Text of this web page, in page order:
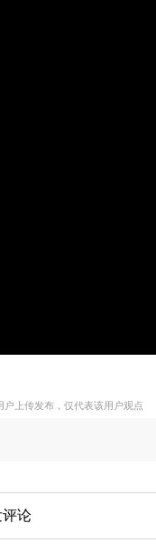
上传发布，仅代表该用户观点
评论